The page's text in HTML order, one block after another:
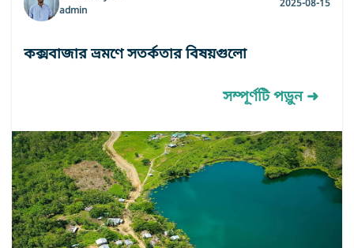
admin
2025-08-15
কক্সবাজার ভ্রমণে সতর্কতার বিষয়গুলো
সম্পূর্ণটি পড়ুন ➜